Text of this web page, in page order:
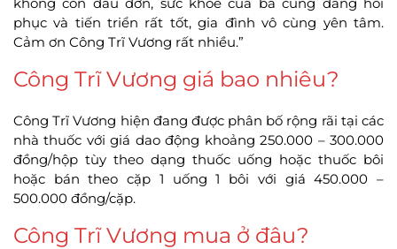
phục và tiến triển rất tốt, gia đình vô cùng yên tâm.
Cảm ơn Công Trĩ Vương rất nhiều.”
Công Trĩ Vương giá bao nhiêu?
Công Trĩ Vương hiện đang được phân bố rộng rãi tại các
nhà thuốc với giá dao động khoảng 250.000 – 300.000
đồng/hộp tùy theo dạng thuốc uống hoặc thuốc bôi
hoặc bán theo cặp 1 uống 1 bôi với giá 450.000 –
500.000 đồng/cặp.
Công Trĩ Vương mua ở đâu?